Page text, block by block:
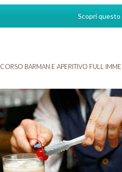
Scopri questo
CORSO BARMAN E APERITIVO FULL